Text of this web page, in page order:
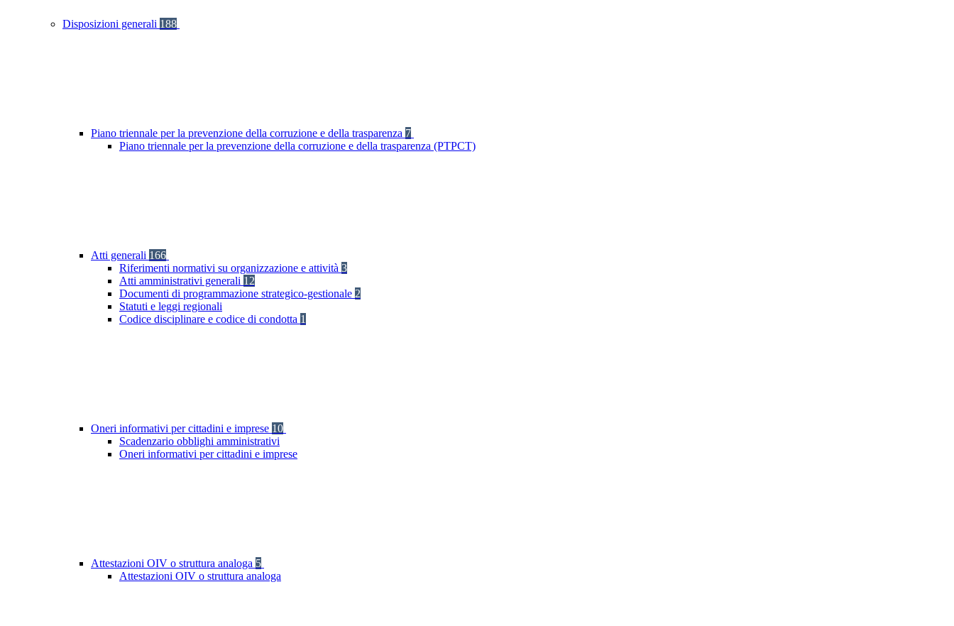
Disposizioni generali 188
Piano triennale per la prevenzione della corruzione e della trasparenza 7
Piano triennale per la prevenzione della corruzione e della trasparenza (PTPCT)
Atti generali 166
Riferimenti normativi su organizzazione e attività 3
Atti amministrativi generali 12
Documenti di programmazione strategico-gestionale 2
Statuti e leggi regionali
Codice disciplinare e codice di condotta 1
Oneri informativi per cittadini e imprese 10
Scadenzario obblighi amministrativi
Oneri informativi per cittadini e imprese
Attestazioni OIV o struttura analoga 5
Attestazioni OIV o struttura analoga